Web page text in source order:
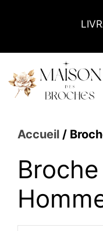
Accueil /